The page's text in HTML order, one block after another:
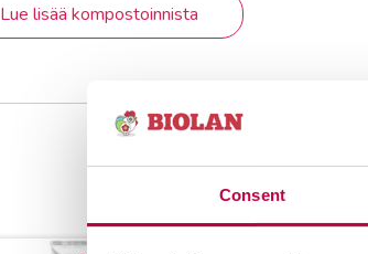
Consent
Lue lisää kompostoinnista